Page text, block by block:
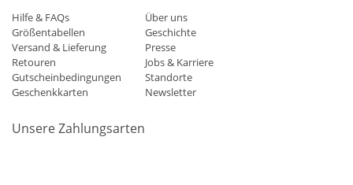
Hilfe & FAQs
Größentabellen
Versand & Lieferung
Retouren
Gutscheinbedingungen
Geschenkkarten
Über uns
Geschichte
Presse
Jobs & Karriere
Standorte
Newsletter
Unsere Zahlungsarten